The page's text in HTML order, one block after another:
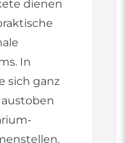
dienen
In
sich ganz